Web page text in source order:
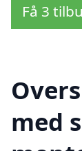
Få 3
med